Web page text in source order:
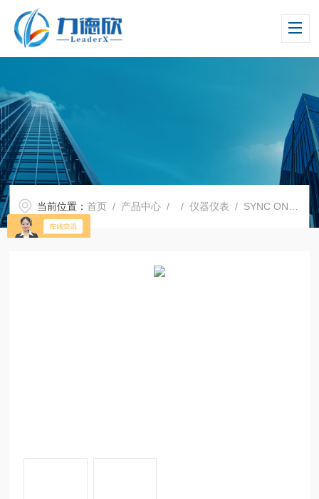
当前位置：首页 / 产品中心 / /仪器仪表 / SYNC ONE2 V2音频视频同步仪